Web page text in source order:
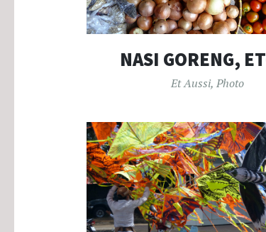
NASI GORENG,
Et Aussi, Photo